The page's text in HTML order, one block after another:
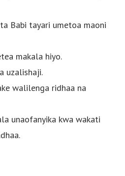
Babi tayari umetoa maoni
makala hiyo.
uzalishaji.
walilenga ridhaa na
unaofanyika kwa wakati